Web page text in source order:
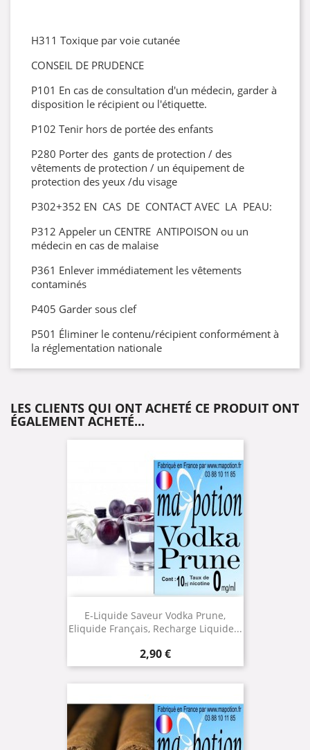
H311 Toxique par voie cutanée
CONSEIL DE PRUDENCE
P101 En cas de consultation d'un médecin, garder à
disposition le récipient ou l'étiquette.
P102 Tenir hors de portée des enfants
P280 Porter des gants de protection / des
vêtements de protection / un équipement de
protection des yeux /du visage
P302+352 EN CAS DE CONTACT AVEC LA PEAU:
P312 Appeler un CENTRE ANTIPOISON ou un
médecin en cas de malaise
P361 Enlever immédiatement les vêtements
contaminés
P405 Garder sous clef
P501 Éliminer le contenu/récipient conformément à
la réglementation nationale
LES CLIENTS QUI ONT ACHETÉ CE PRODUIT ONT
ÉGALEMENT ACHETÉ...
E-Liquide Saveur Vodka Prune,
Eliquide Français, Recharge Liquide...
Prix
2,90 €